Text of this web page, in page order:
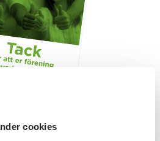
cookies